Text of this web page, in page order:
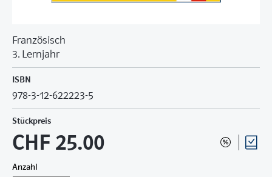
Französisch
3. Lernjahr
ISBN
978-3-12-622223-5
Stückpreis
CHF 25.00
Anzahl